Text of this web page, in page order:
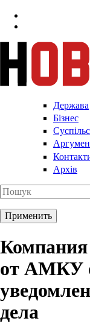
Держава
Бізнес
Архів
от АМКУ
дела